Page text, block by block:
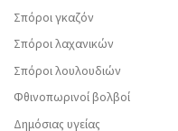
Σπόροι γκαζόν
Σπόροι λαχανικών
Σπόροι λουλουδιών
Φθινοπωρινοί βολβοί
Δημόσιας υγείας